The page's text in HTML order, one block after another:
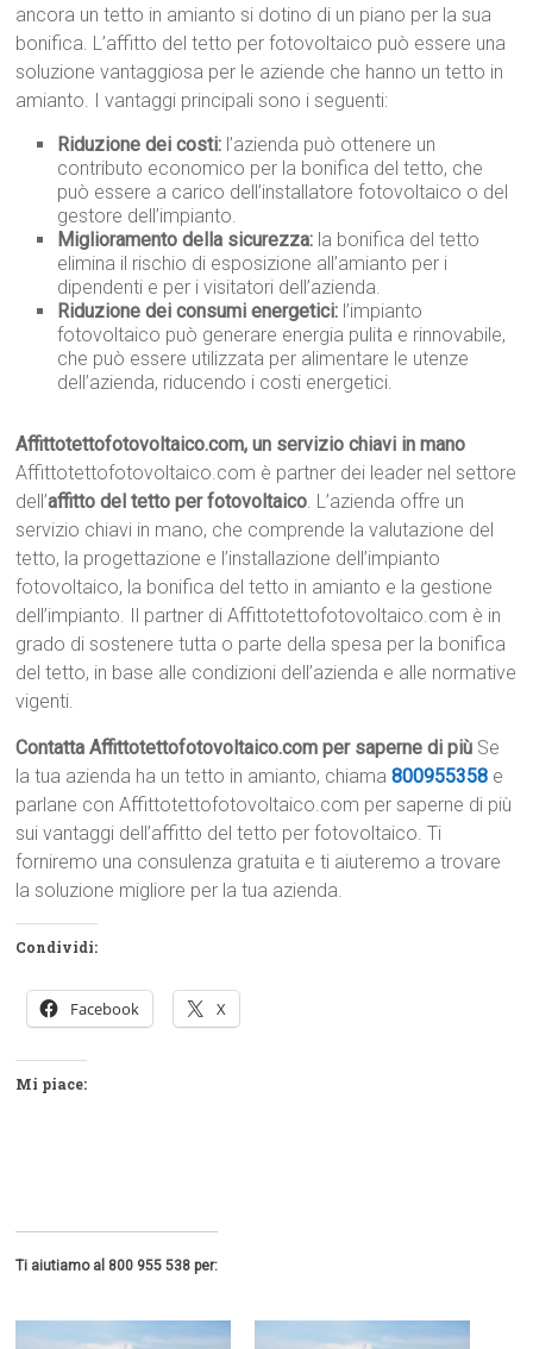
ancora un tetto in amianto si dotino di un piano per la sua
bonifica. L’affitto del tetto per fotovoltaico può essere una
soluzione vantaggiosa per le aziende che hanno un tetto in
amianto. I vantaggi principali sono i seguenti:
Riduzione dei costi: l’azienda può ottenere un
contributo economico per la bonifica del tetto, che
può essere a carico dell’installatore fotovoltaico o del
gestore dell’impianto.
Miglioramento della sicurezza: la bonifica del tetto
elimina il rischio di esposizione all’amianto per i
dipendenti e per i visitatori dell’azienda.
Riduzione dei consumi energetici: l’impianto
fotovoltaico può generare energia pulita e rinnovabile,
che può essere utilizzata per alimentare le utenze
dell’azienda, riducendo i costi energetici.
Affittotettofotovoltaico.com, un servizio chiavi in mano
Affittotettofotovoltaico.com è partner dei leader nel settore
dell’affitto del tetto per fotovoltaico. L’azienda offre un
servizio chiavi in mano, che comprende la valutazione del
tetto, la progettazione e l’installazione dell’impianto
fotovoltaico, la bonifica del tetto in amianto e la gestione
dell’impianto. Il partner di Affittotettofotovoltaico.com è in
grado di sostenere tutta o parte della spesa per la bonifica
del tetto, in base alle condizioni dell’azienda e alle normative
vigenti.
Contatta Affittotettofotovoltaico.com per saperne di più Se
la tua azienda ha un tetto in amianto, chiama800955358 e
parlane con Affittotettofotovoltaico.com per saperne di più
sui vantaggi dell’affitto del tetto per fotovoltaico. Ti
forniremo una consulenza gratuita e ti aiuteremo a trovare
la soluzione migliore per la tua azienda.
Condividi:
Facebook X
Mi piace:
Ti aiutiamo al 800 955 538 per: